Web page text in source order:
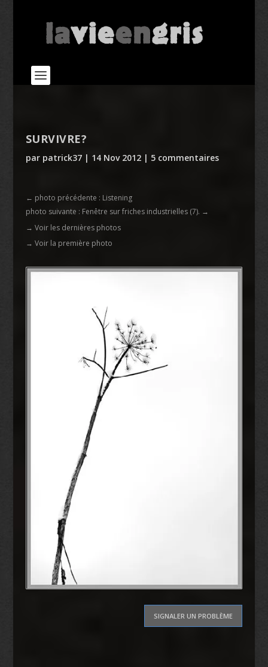
SURVIVRE?
par patrick37| 14 Nov 2012| 5 commentaires
← photo précédente : Listening
photo suivante : Fenêtre sur friches industrielles (7). →
→ Voir les dernières photos
→ Voir la première photo
SIGNALER UN PROBLÈME